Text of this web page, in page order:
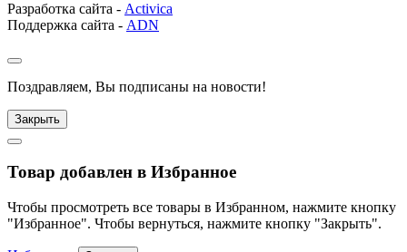
Разработка сайта - Activica
Поддержка сайта - ADN
Поздравляем, Вы подписаны на новости!
Закрыть
Товар добавлен в Избранное
Чтобы просмотреть все товары в Избранном, нажмите кнопку
"Избранное". Чтобы вернуться, нажмите кнопку "Закрыть".